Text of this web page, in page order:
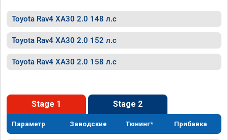
Toyota Rav4 XA30 2.0 148 л.с
Toyota Rav4 XA30 2.0 152 л.с
Toyota Rav4 XA30 2.0 158 л.с
Stage 1 Stage 2
Параметр Заводские Тюнинг* Прибавка